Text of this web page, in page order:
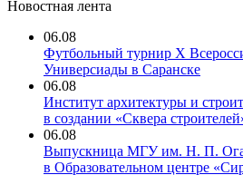
Новостная лента
06.08
Футбольный турнир X
Универсиады в Саранске
06.08
Институт архитектуры и
в создании «Сквера
06.08
Выпускница МГУ им. Н. П.
в Образовательном центре